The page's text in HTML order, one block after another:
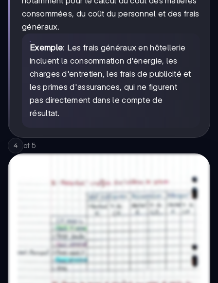
consommées, du coût du personnel et des frais
généraux.
Exemple: Les frais généraux en hôtellerie
incluent la consommation d'énergie, les
charges d'entretien, les frais de publicité et
les primes d'assurances, qui ne figurent
pas directement dans le compte de
résultat.
4 of 5